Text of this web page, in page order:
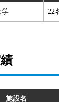
学 22
施設名